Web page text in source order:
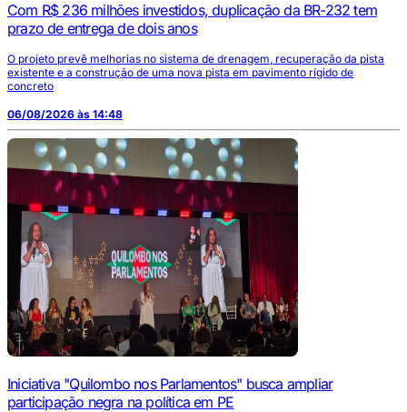
Com R$ 236 milhões investidos, duplicação da BR-232 tem
prazo de entrega de dois anos
O projeto prevê melhorias no sistema de drenagem, recuperação da pista
existente e a construção de uma nova pista em pavimento rígido de
concreto
06/08/2026 às 14:48
Iniciativa "Quilombo nos Parlamentos" busca ampliar
participação negra na política em PE